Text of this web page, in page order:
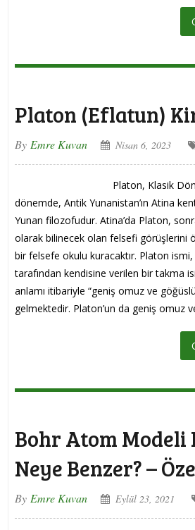
Platon (Eflatun)
By Emre Kuvan Nisan 6, 2023
Platon, Klasik
dönemde, Antik Yunanistan’ın Atina
Yunan filozofudur. Atina’da Platon,
olarak bilinecek olan felsefi görüşlerini
bir felsefe okulu kuracaktır. Platon ismi,
tarafından kendisine verilen bir takma
anlamı itibariyle “geniş omuz ve
gelmektedir. Platon’un da geniş omuz
Bohr Atom Modeli
Neye Benzer? –
By Emre Kuvan Eylül 23, 2021